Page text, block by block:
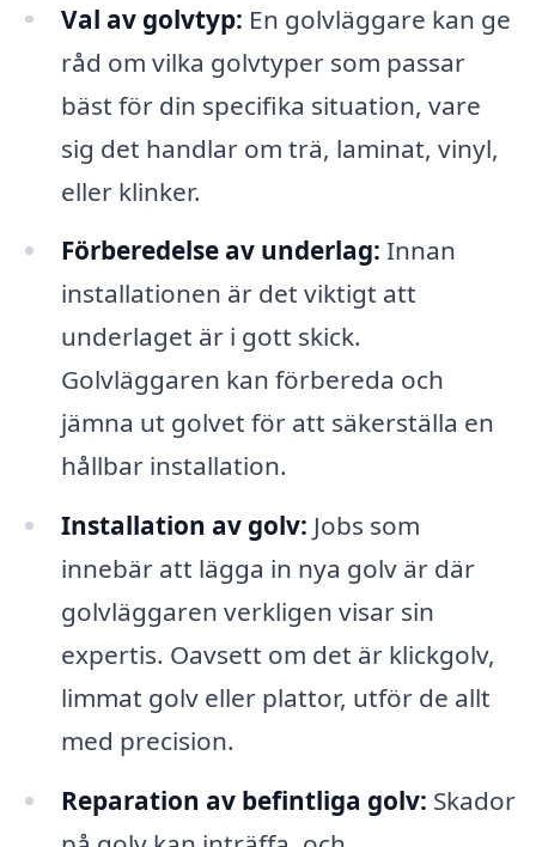
Val av golvtyp: En golvläggare kan ge
råd om vilka golvtyper som passar
bäst för din specifika situation, vare
sig det handlar om trä, laminat, vinyl,
eller klinker.
Förberedelse av underlag: Innan
installationen är det viktigt att
underlaget är i gott skick.
Golvläggaren kan förbereda och
jämna ut golvet för att säkerställa en
hållbar installation.
Installation av golv: Jobs som
innebär att lägga in nya golv är där
golvläggaren verkligen visar sin
expertis. Oavsett om det är klickgolv,
limmat golv eller plattor, utför de allt
med precision.
Reparation av befintliga golv: Skador